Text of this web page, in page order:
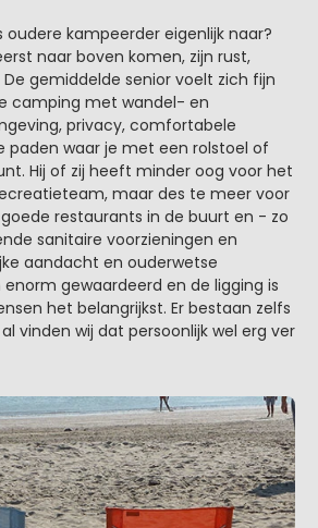
oudere kampeerder eigenlijk naar?
naar boven komen, zijn rust,
gemiddelde senior voelt zich fijn
camping met wandel- en
privacy, comfortabele
paden waar je met een rolstoel of
Hij of zij heeft minder oog voor het
maar des te meer voor
restaurants in de buurt en - zo
sanitaire voorzieningen en
aandacht en ouderwetse
gewaardeerd en de ligging is
het belangrijkst. Er bestaan zelfs
vinden wij dat persoonlijk wel erg ver